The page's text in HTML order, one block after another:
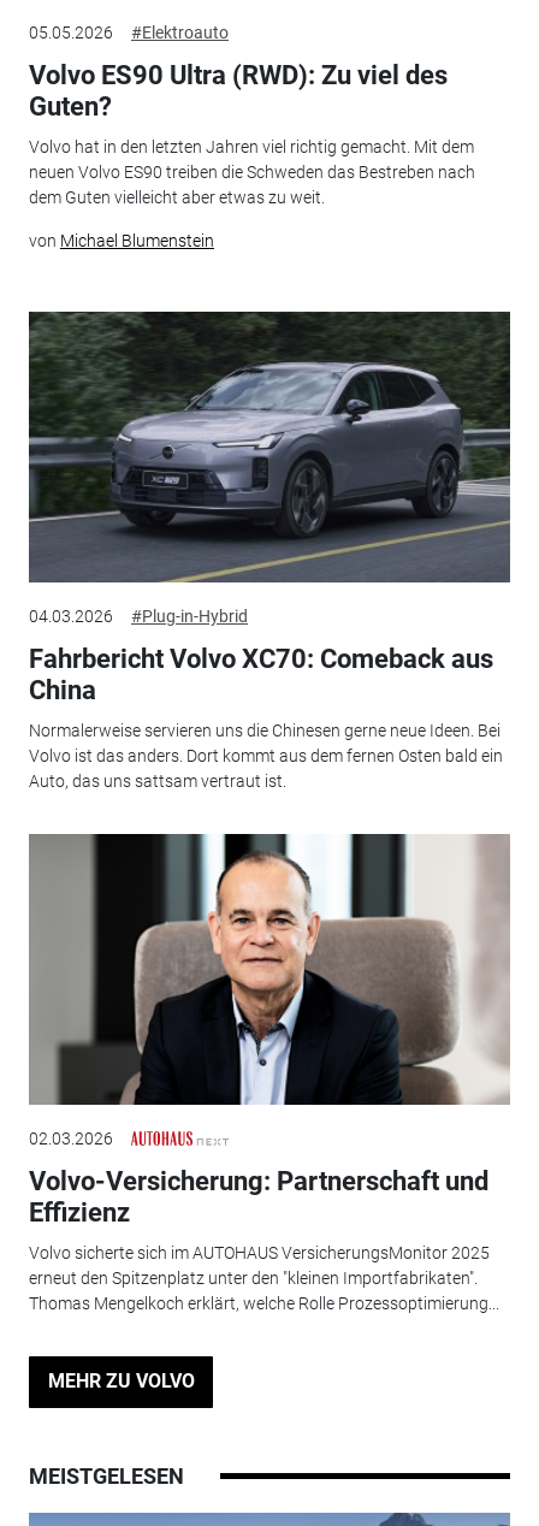
05.05.2026 #Elektroauto
Volvo ES90 Ultra (RWD): Zu viel des
Guten?
Volvo hat in den letzten Jahren viel richtig gemacht. Mit dem
neuen Volvo ES90 treiben die Schweden das Bestreben nach
dem Guten vielleicht aber etwas zu weit.
von Michael Blumenstein
04.03.2026 #Plug-in-Hybrid
Fahrbericht Volvo XC70: Comeback aus
China
Normalerweise servieren uns die Chinesen gerne neue Ideen. Bei
Volvo ist das anders. Dort kommt aus dem fernen Osten bald ein
Auto, das uns sattsam vertraut ist.
02.03.2026
Volvo-Versicherung: Partnerschaft und
Effizienz
Volvo sicherte sich im AUTOHAUS VersicherungsMonitor 2025
erneut den Spitzenplatz unter den "kleinen Importfabrikaten".
Thomas Mengelkoch erklärt, welche Rolle Prozessoptimierung...
MEHR ZU VOLVO
MEISTGELESEN